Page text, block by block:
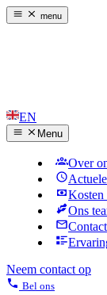
menu
EN
Menu
Over
Kosten
Ons
Contact
Neem contact op
Bel ons